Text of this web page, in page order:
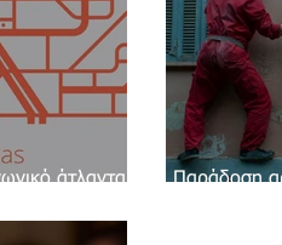
άτλαντα
Παράδοση